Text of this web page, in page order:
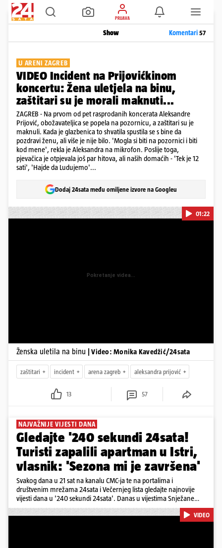
PRIJAVA
Show Komentari57
U ARENI ZAGREB
VIDEO Incident na Prijovićkinom
koncertu: Žena uletjela na binu,
zaštitari su je morali maknuti...
ZAGREB - Na prvom od pet rasprodanih koncerata Aleksandre
Prijović, obožavateljica se popela na pozornicu, a zaštitari su je
maknuli. Kada je glazbenica to shvatila spustila se s bine da
pozdravi ženu, ali više je nije bilo. 'Mogla si biti na pozornici i biti
kod mene', rekla je Aleksandra na mikrofon. Poslije toga,
pjevačica je otpjevala još par hitova, ali naših domaćih - 'Tek je 12
sati', 'Hajde da Ludujemo'...
Dodaj 24sata među omiljene izvore na Googleu
Pokretanje videa...
01:22
Ženska uletila na binu | Video: Monika Kavedžić/24sata
zaštitari incident arena zagreb aleksandra prijović
13 57
NAJVAŽNIJE VIJESTI DANA
Gledajte '240 sekundi 24sata!
Turisti zapalili apartman u Istri,
vlasnik: 'Sezona mi je završena'
Svakog dana u 21 sat na kanalu CMC-ja te na portalima i
društvenim mrežama 24sata i Večernjeg lista gledajte najnovije
vijesti dana u '240 sekundi 24sata'. Danas u vijestima Snježane
Krnetić: Turisti uništili apartman u Istri, 125 milijuna eura mogla bi
stajati sanacija otpada u Gospiću, u Osijeku pretukli nogometnogVIDEO